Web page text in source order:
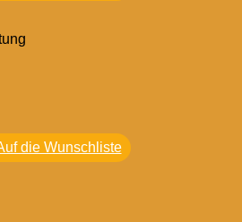
die Wunschliste